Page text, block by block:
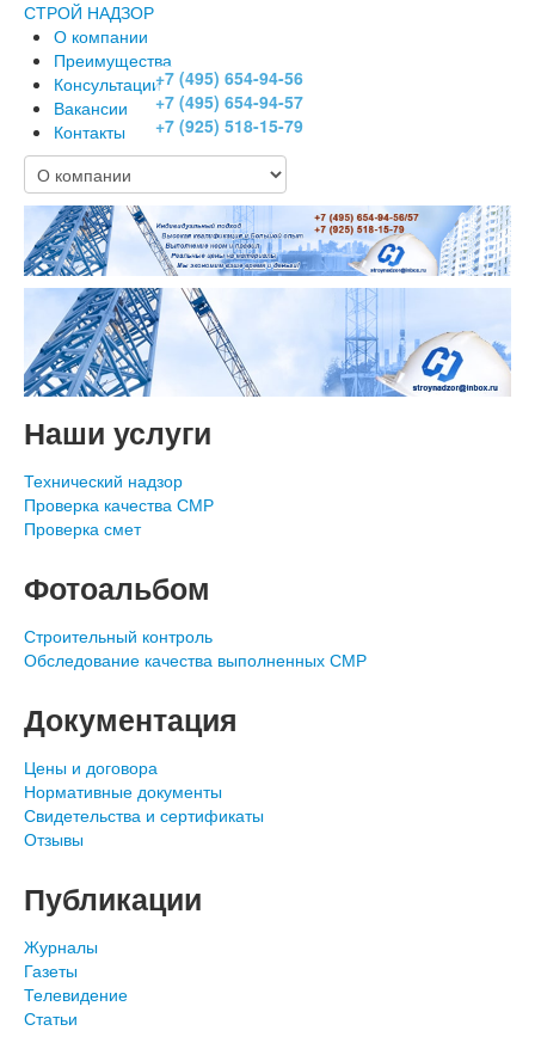
СТРОЙ НАДЗОР
О компании
Преимущества
Консультации
Вакансии
Контакты
+7 (495) 654-94-56
+7 (495) 654-94-57
+7 (925) 518-15-79
Наши услуги
Технический надзор
Проверка качества СМР
Проверка смет
Фотоальбом
Строительный контроль
Обследование качества выполненных СМР
Документация
Цены и договора
Нормативные документы
Свидетельства и сертификаты
Отзывы
Публикации
Журналы
Газеты
Телевидение
Статьи